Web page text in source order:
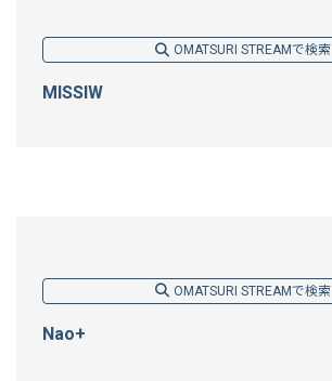
OMATSURI STREAMで検索
MISSIW
OMATSURI STREAMで検索
Nao+